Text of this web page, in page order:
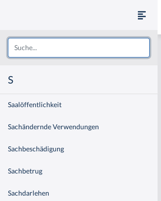
S
Saalöffentlichkeit
Sachändernde Verwendungen
Sachbeschädigung
Sachbetrug
Sachdarlehen